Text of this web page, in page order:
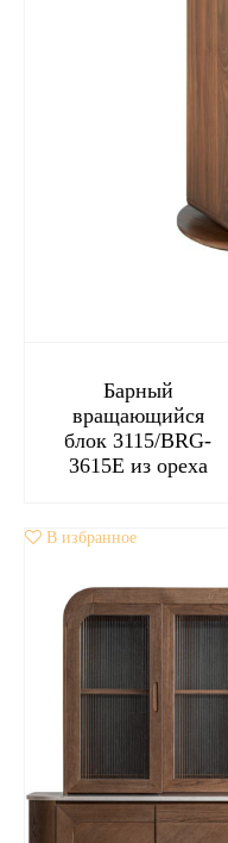
Барный
вращающийся
блок 3115/BRG-
3615E из ореха
В избранное